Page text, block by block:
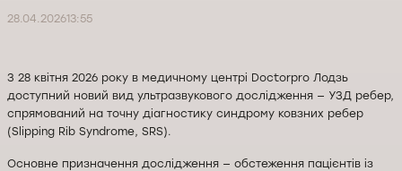
28.04.202613:55
З 28 квітня 2026 року в медичному центрі Doctorpro Лодзь
доступний новий вид ультразвукового дослідження — УЗД ребер,
спрямований на точну діагностику синдрому ковзних ребер
(Slipping Rib Syndrome, SRS).
Основне призначення дослідження — обстеження пацієнтів із